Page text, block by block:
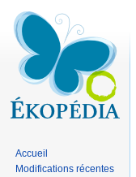
Accueil
Modifications récentes